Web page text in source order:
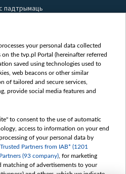
падтрымаць
матэрыялаў
Бяспека
news
Shorts
мульт
English
PL
Now
your personal data collected
the tvp.pl Portal (hereinafter referred
saved using technologies used to
web beacons or other similar
of tailored and secure services,
provide social media features and
to consent to the use of automatic
access to information on your end
of your personal data by
Trusted Partners from IAB* (1201
(93 company) , for marketing
matching of advertisements to your